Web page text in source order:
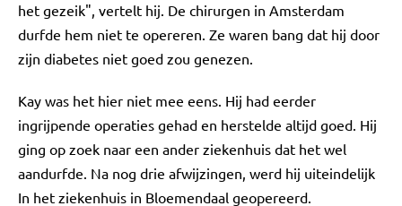
het gezeik", vertelt hij. De chirurgen in Amsterdam
durfde hem niet te opereren. Ze waren bang dat hij door
zijn diabetes niet goed zou genezen.
Kay was het hier niet mee eens. Hij had eerder
ingrijpende operaties gehad en herstelde altijd goed. Hij
ging op zoek naar een ander ziekenhuis dat het wel
aandurfde. Na nog drie afwijzingen, werd hij uiteindelijk
In het ziekenhuis in Bloemendaal geopereerd.